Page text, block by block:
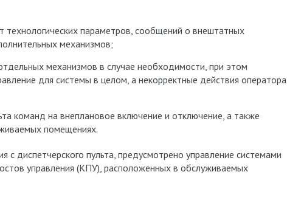
технологических параметров, сообщений о внештатных
механизмов;
механизмов в случае необходимости, при этом
для системы в целом, а некорректные действия оператора
команд на внеплановое включение и отключение, а также
помещениях.
с диспетчерского пульта, предусмотрено управление системами
управления (КПУ), расположенных в обслуживаемых